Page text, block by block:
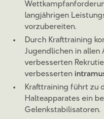
langjährigen
vorzubereiten.
Durch Krafttraining
Jugendlichen in allen
verbesserten
verbesserten
Krafttraining führt zu
Halteapparates ein
Gelenkstabilisatoren.